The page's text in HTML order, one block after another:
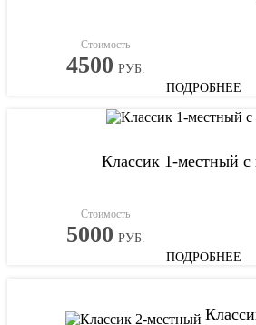
Стоимость
4500 РУБ.
ПОДРОБНЕЕ
Классик 1-местный с
Стоимость
5000 РУБ.
ПОДРОБНЕЕ